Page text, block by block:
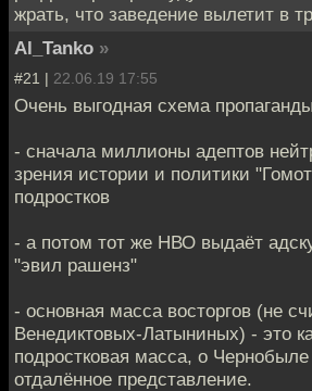
жрать, что заведение вылетит в
Al_Tanko »
#21 | 22.06.19 17:55
Очень выгодная схема
- сначала миллионы адептов
зрения истории и политики
подростков
- а потом тот же НВО выдаёт
"эвил рашенз"
- основная масса восторгов (не
Венедиктовых-Латыниных) - это
подростковая масса, о
отдалённое представление.